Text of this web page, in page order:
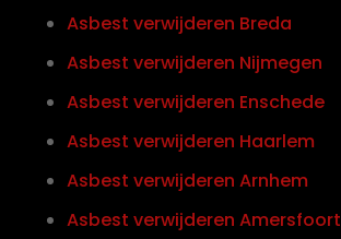
Asbest verwijderen Breda
Asbest verwijderen Nijmegen
Asbest verwijderen Enschede
Asbest verwijderen Haarlem
Asbest verwijderen Arnhem
Asbest verwijderen Amersfoort